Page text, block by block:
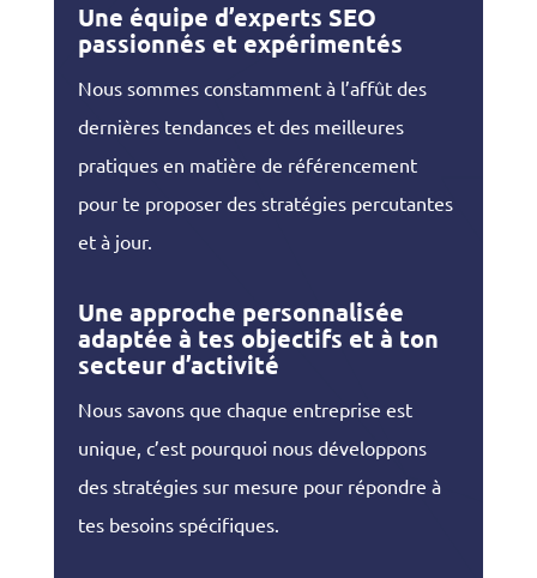
Une équipe d’experts SEO
passionnés et expérimentés
Nous sommes constamment à l’affût des
dernières tendances et des meilleures
pratiques en matière de référencement
pour te proposer des stratégies percutantes
et à jour.
Une approche personnalisée
adaptée à tes objectifs et à ton
secteur d’activité
Nous savons que chaque entreprise est
unique, c’est pourquoi nous développons
des stratégies sur mesure pour répondre à
tes besoins spécifiques.